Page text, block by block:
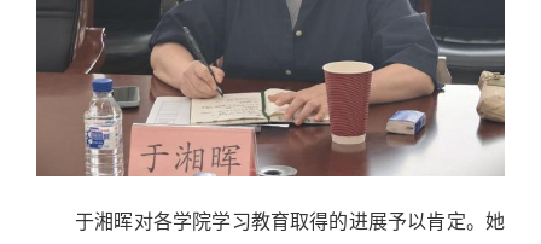
于湘晖对各学院学习教育取得的进展予以肯定。她